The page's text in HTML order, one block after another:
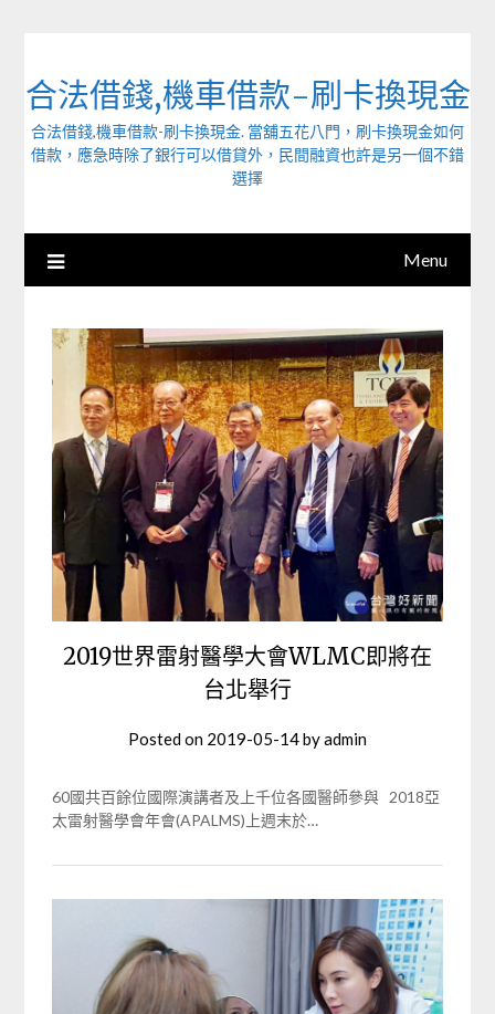
合法借錢,機車借款-刷卡換現金
合法借錢,機車借款-刷卡換現金. 當舖五花八門，刷卡換現金如何
借款，應急時除了銀行可以借貸外，民間融資也許是另一個不錯
選擇
Menu
2019世界雷射醫學大會WLMC即將在
台北舉行
Posted on 2019-05-14byadmin
60國共百餘位國際演講者及上千位各國醫師參與 2018亞
太雷射醫學會年會(APALMS)上週末於…